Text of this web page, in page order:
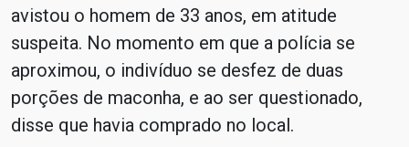
avistou o homem de 33 anos, em atitude
suspeita. No momento em que a polícia se
aproximou, o indivíduo se desfez de duas
porções de maconha, e ao ser questionado,
disse que havia comprado no local.